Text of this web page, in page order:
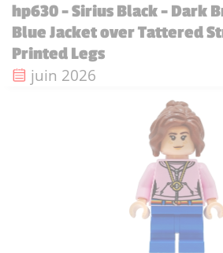
hp630 - Sirius Black - Dark
Blue Jacket over Tattered
Printed Legs
Date de sortie :
juin 2026